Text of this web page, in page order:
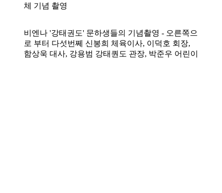
체 기념 촬영
비엔나 '강태권도' 문하생들의 기념촬영 - 오른쪽으
로 부터 다섯번쩨 신봉희 체육이사, 이덕호 회장,
함상욱 대사, 강용범 강태퀀도 관장, 박준우 어린이